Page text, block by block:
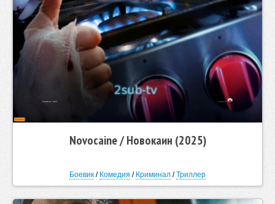
Novocaine / Новокаин (2025)
Боевик / Комедия / Криминал /Триллер